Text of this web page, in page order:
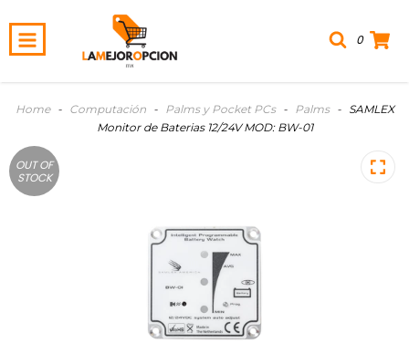
0
Home - Computación - Palms y Pocket PCs - Palms -
SAMLEX
Monitor de Baterias 12/24V MOD: BW-01
OUT OF
STOCK